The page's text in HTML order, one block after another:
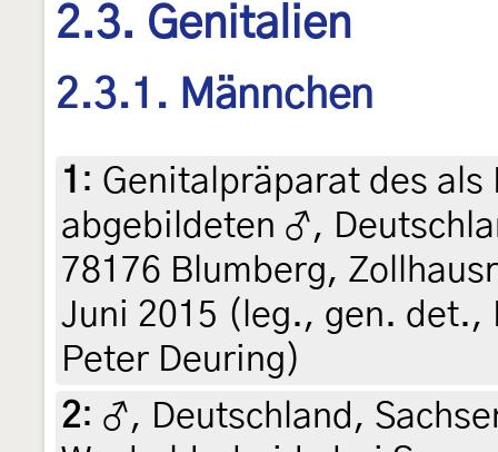
2.3. Genitalien
2.3.1. Männchen
1 : Genitalpräparat des als
abgebildeten ♂,
78176 Blumberg,
Juni 2015 (leg., gen. det.,
Peter Deuring)
2: ♂, Deutschland,